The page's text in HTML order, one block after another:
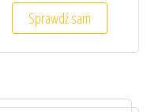
Sprawdź sam